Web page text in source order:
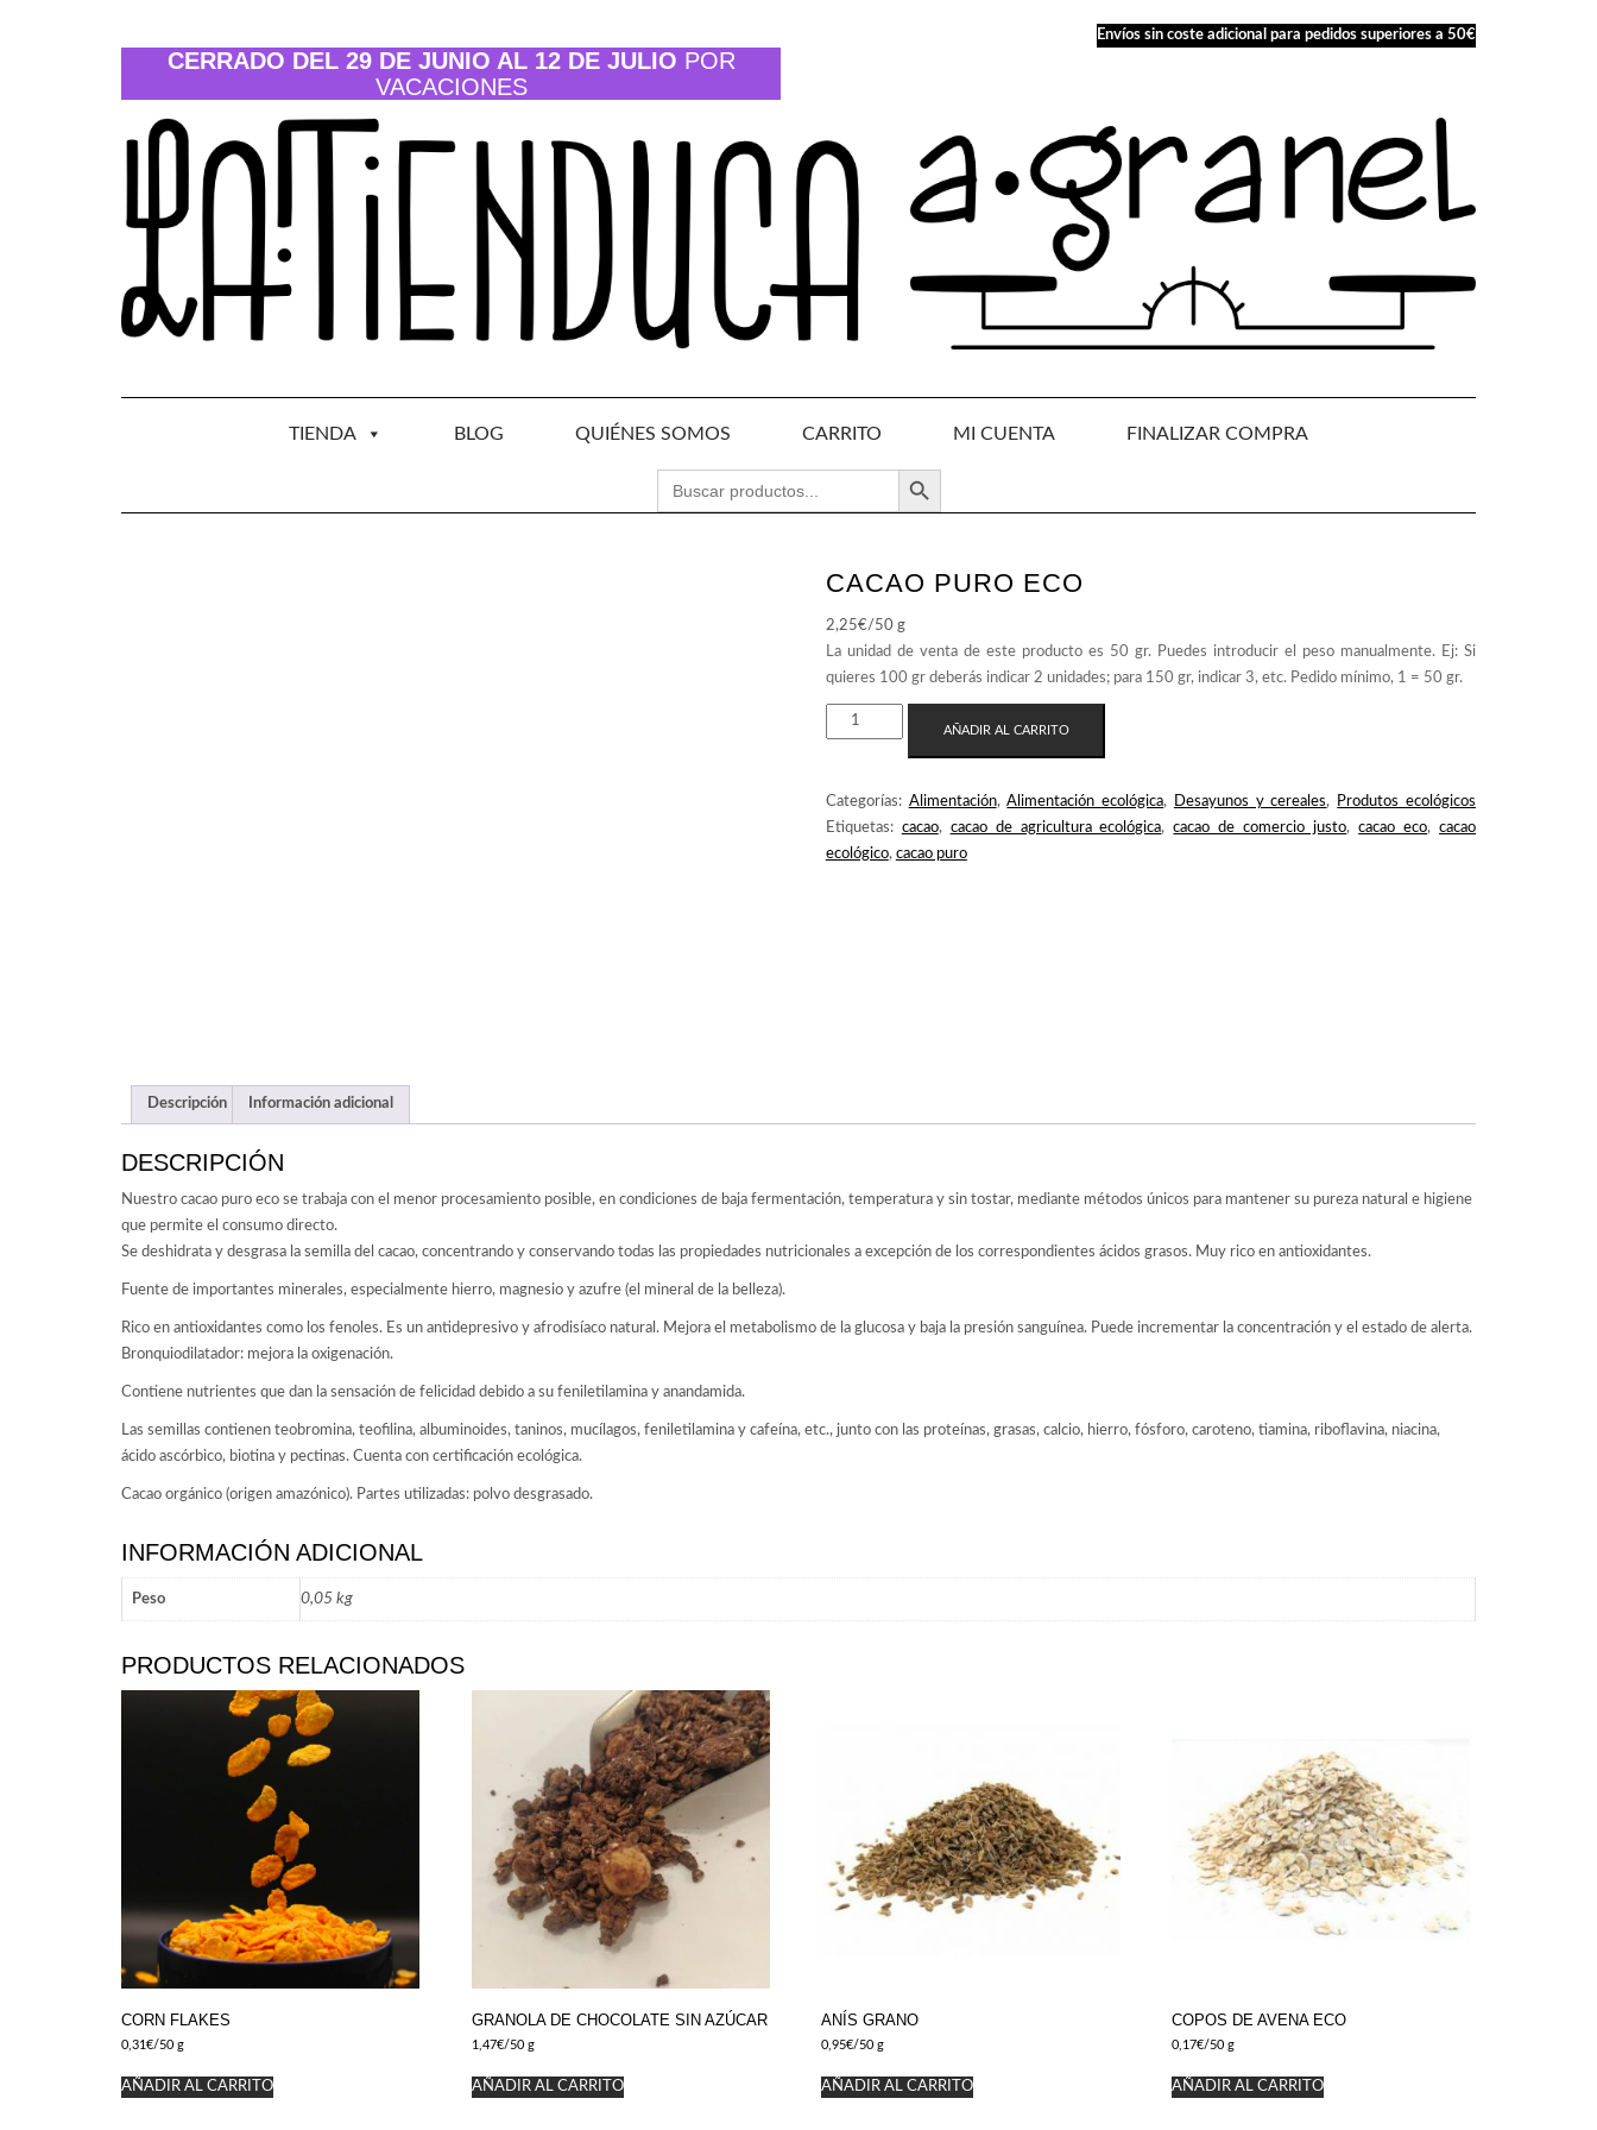
CERRADO DEL 29 DE JUNIO AL 12 DE JULIO POR
VACACIONES
Envíos sin coste adicional para pedidos superiores a 50€
TIENDA BLOG QUIÉNES SOMOS CARRITO MI CUENTA FINALIZAR COMPRA
BUSCAR:
BOTÓN DE BÚSQUEDA
CACAO PURO ECO
2,25€/50 g
CACAO
PURO
CANTIDAD
AÑADIR AL CARRITO
Categorías: Alimentación,Alimentación ecológica, Desayunos y cereales,
Produtos ecológicos
Etiquetas: cacao, cacao de agricultura ecológica,cacao de comercio justo,cacao eco,cacao
ecológico, cacao puro
Descripción Información adicional
DESCRIPCIÓN
Nuestro cacao puro eco se trabaja con el menor procesamiento posible, en condiciones de baja fermentación, temperatura y sin tostar, mediante métodos únicos para mantener su pureza natural e higiene
que permite el consumo directo.
Se deshidrata y desgrasa la semilla del cacao, concentrando y conservando todas las propiedades nutricionales a excepción de los correspondientes ácidos grasos. Muy rico en antioxidantes.
Fuente de importantes minerales, especialmente hierro, magnesio y azufre (el mineral de la belleza).
Rico en antioxidantes como los fenoles. Es un antidepresivo y afrodisíaco natural. Mejora el metabolismo de la glucosa y baja la presión sanguínea. Puede incrementar la concentración y el estado de alerta.
Bronquiodilatador: mejora la oxigenación.
Contiene nutrientes que dan la sensación de felicidad debido a su feniletilamina y anandamida.
Las semillas contienen teobromina, teofilina, albuminoides, taninos, mucílagos, feniletilamina y cafeína, etc., junto con las proteínas, grasas, calcio, hierro, fósforo, caroteno, tiamina, riboflavina, niacina,
ácido ascórbico, biotina y pectinas. Cuenta con certificación ecológica.
Cacao orgánico (origen amazónico). Partes utilizadas: polvo desgrasado.
INFORMACIÓN ADICIONAL
Peso 0,05 kg
PRODUCTOS RELACIONADOS
CORN FLAKES
0,31€/50 g
AÑADIR AL CARRITO
GRANOLA DE CHOCOLATE SIN AZÚCAR
1,47€/50 g
AÑADIR AL CARRITO
ANÍS GRANO
0,95€/50 g
AÑADIR AL CARRITO
COPOS DE AVENA ECO
0,17€/50 g
AÑADIR AL CARRITO